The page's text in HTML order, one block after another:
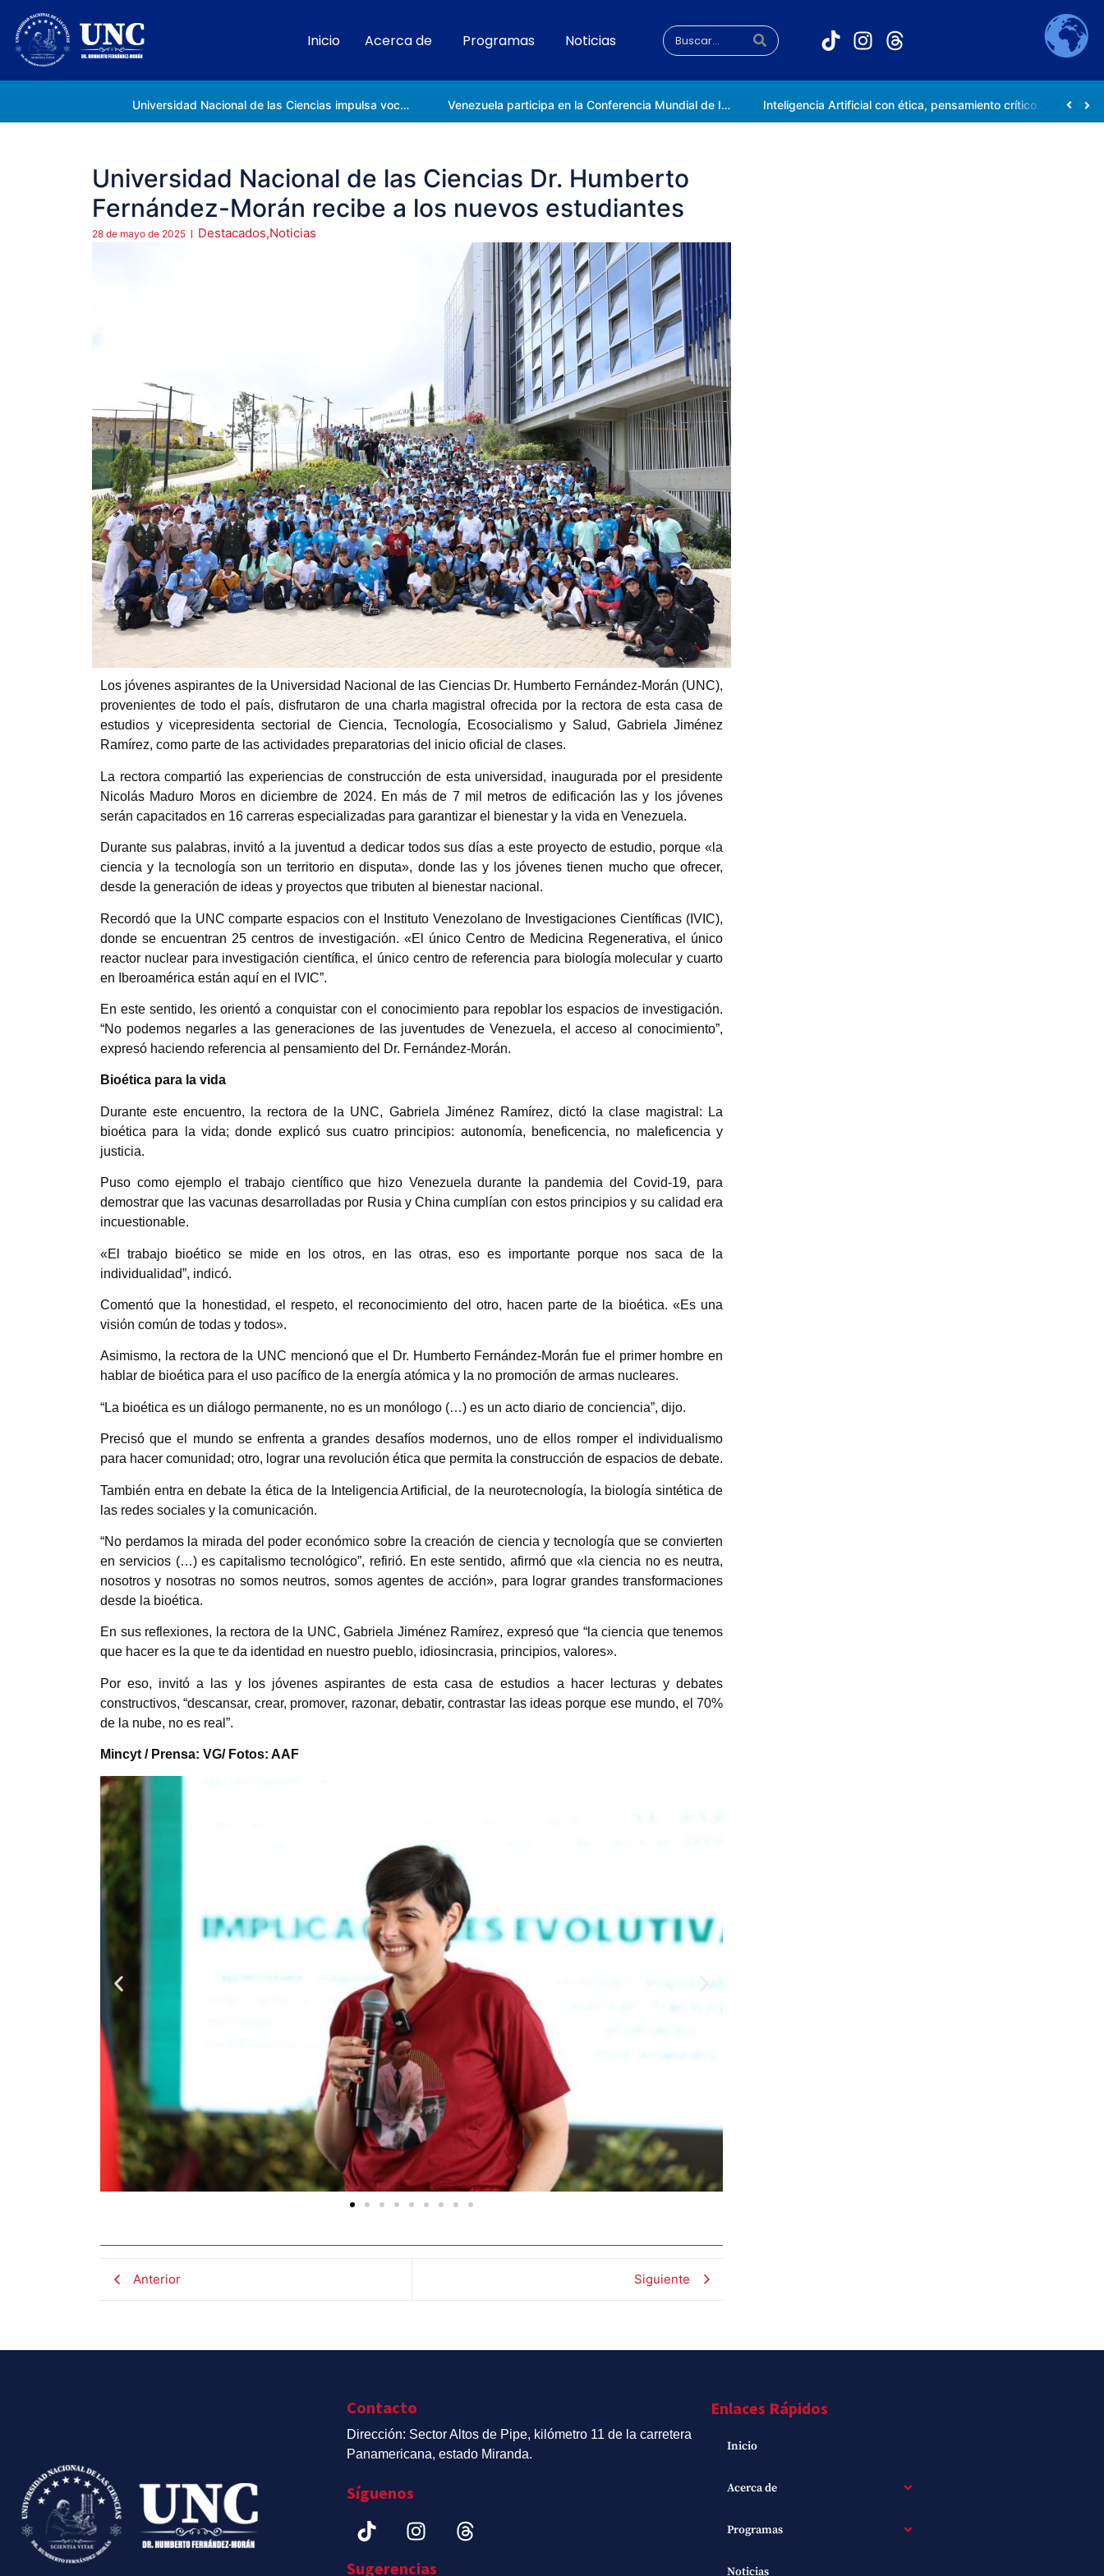
Inicio Acerca de Programas Noticias
Universidad Nacional de las Ciencias impulsa vocaciones científicas en la Expoferia de Oportunidades de Estudio 2026 Venezuela participa en la Conferencia Mundial de Inteligencia Artificial en Shanghái Inteligencia Artificial con ética, pensamiento crítico y compromiso social
Universidad Nacional de las Ciencias Dr. Humberto
Fernández-Morán recibe a los nuevos estudiantes
28 de mayo de 2025 Destacados,Noticias
Los jóvenes aspirantes de la Universidad Nacional de las Ciencias Dr. Humberto Fernández-Morán (UNC),
provenientes de todo el país, disfrutaron de una charla magistral ofrecida por la rectora de esta casa de
estudios y vicepresidenta sectorial de Ciencia, Tecnología, Ecosocialismo y Salud, Gabriela Jiménez
Ramírez, como parte de las actividades preparatorias del inicio oficial de clases.
La rectora compartió las experiencias de construcción de esta universidad, inaugurada por el presidente
Nicolás Maduro Moros en diciembre de 2024. En más de 7 mil metros de edificación las y los jóvenes
serán capacitados en 16 carreras especializadas para garantizar el bienestar y la vida en Venezuela.
Durante sus palabras, invitó a la juventud a dedicar todos sus días a este proyecto de estudio, porque «la
ciencia y la tecnología son un territorio en disputa», donde las y los jóvenes tienen mucho que ofrecer,
desde la generación de ideas y proyectos que tributen al bienestar nacional.
Recordó que la UNC comparte espacios con el Instituto Venezolano de Investigaciones Científicas (IVIC),
donde se encuentran 25 centros de investigación. «El único Centro de Medicina Regenerativa, el único
reactor nuclear para investigación científica, el único centro de referencia para biología molecular y cuarto
en Iberoamérica están aquí en el IVIC”.
En este sentido, les orientó a conquistar con el conocimiento para repoblar los espacios de investigación.
“No podemos negarles a las generaciones de las juventudes de Venezuela, el acceso al conocimiento”,
expresó haciendo referencia al pensamiento del Dr. Fernández-Morán.
Bioética para la vida
Durante este encuentro, la rectora de la UNC, Gabriela Jiménez Ramírez, dictó la clase magistral: La
bioética para la vida; donde explicó sus cuatro principios: autonomía, beneficencia, no maleficencia y
justicia.
Puso como ejemplo el trabajo científico que hizo Venezuela durante la pandemia del Covid-19, para
demostrar que las vacunas desarrolladas por Rusia y China cumplían con estos principios y su calidad era
incuestionable.
«El trabajo bioético se mide en los otros, en las otras, eso es importante porque nos saca de la
individualidad”, indicó.
Comentó que la honestidad, el respeto, el reconocimiento del otro, hacen parte de la bioética. «Es una
visión común de todas y todos».
Asimismo, la rectora de la UNC mencionó que el Dr. Humberto Fernández-Morán fue el primer hombre en
hablar de bioética para el uso pacífico de la energía atómica y la no promoción de armas nucleares.
“La bioética es un diálogo permanente, no es un monólogo (…) es un acto diario de conciencia”, dijo.
Precisó que el mundo se enfrenta a grandes desafíos modernos, uno de ellos romper el individualismo
para hacer comunidad; otro, lograr una revolución ética que permita la construcción de espacios de debate.
También entra en debate la ética de la Inteligencia Artificial, de la neurotecnología, la biología sintética de
las redes sociales y la comunicación.
“No perdamos la mirada del poder económico sobre la creación de ciencia y tecnología que se convierten
en servicios (…) es capitalismo tecnológico”, refirió. En este sentido, afirmó que «la ciencia no es neutra,
nosotros y nosotras no somos neutros, somos agentes de acción», para lograr grandes transformaciones
desde la bioética.
En sus reflexiones, la rectora de la UNC, Gabriela Jiménez Ramírez, expresó que “la ciencia que tenemos
que hacer es la que te da identidad en nuestro pueblo, idiosincrasia, principios, valores».
Por eso, invitó a las y los jóvenes aspirantes de esta casa de estudios a hacer lecturas y debates
constructivos, “descansar, crear, promover, razonar, debatir, contrastar las ideas porque ese mundo, el 70%
de la nube, no es real”.
Mincyt / Prensa: VG/ Fotos: AAF
Anterior Siguiente
Contacto
Dirección: Sector Altos de Pipe, kilómetro 11 de la carretera
Panamericana, estado Miranda.
Síguenos
Sugerencias
Enlaces Rápidos
Inicio
Acerca de
Programas
Noticias